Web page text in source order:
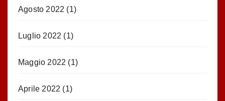
Agosto 2022 (1)
Luglio 2022 (1)
Maggio 2022 (1)
Aprile 2022 (1)